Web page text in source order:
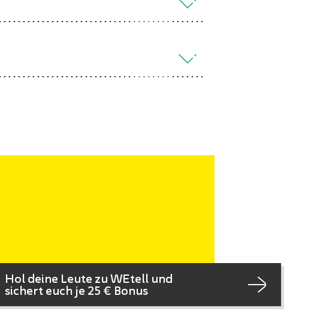
Hol deine Leute zu WEtell und
sichert euch je 25 € Bonus